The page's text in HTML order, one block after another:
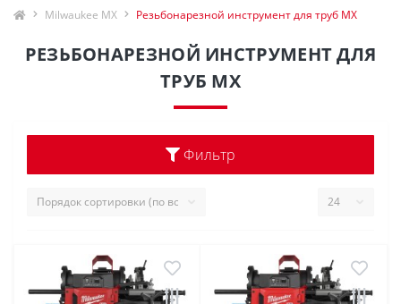
Milwaukee MX Резьбонарезной инструмент для труб MX
РЕЗЬБОНАРЕЗНОЙ ИНСТРУМЕНТ ДЛЯ
ТРУБ MX
Фильтр